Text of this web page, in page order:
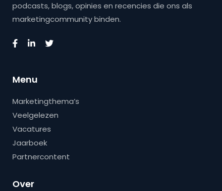
podcasts, blogs, opinies en recencies die ons als
marketingcommunity binden.
Menu
Marketingthema’s
Veelgelezen
Vacatures
Jaarboek
Partnercontent
Over